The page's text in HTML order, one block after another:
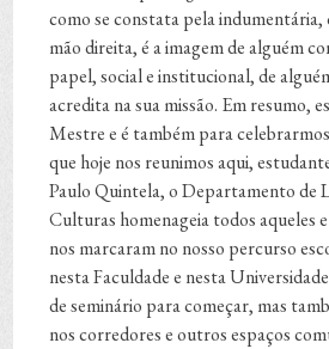
como se constata pela
mão direita, é a imagem de alguém
papel, social e institucional, de
acredita na sua missão. Em resumo,
Mestre e é também para
que hoje nos reunimos aqui,
Paulo Quintela, o Departamento de
Culturas homenageia todos aqueles
nos marcaram no nosso percurso
nesta Faculdade e nesta
de seminário para começar, mas
nos corredores e outros espaços